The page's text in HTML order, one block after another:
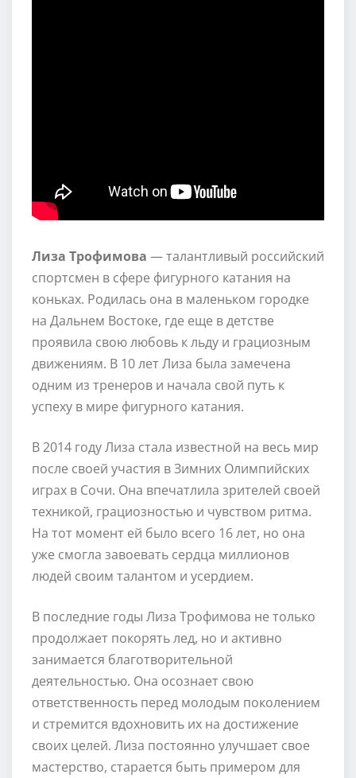
Лиза Трофимова — талантливый российский
спортсмен в сфере фигурного катания на
коньках. Родилась она в маленьком городке
на Дальнем Востоке, где еще в детстве
проявила свою любовь к льду и грациозным
движениям. В 10 лет Лиза была замечена
одним из тренеров и начала свой путь к
успеху в мире фигурного катания.
В 2014 году Лиза стала известной на весь мир
после своей участия в Зимних Олимпийских
играх в Сочи. Она впечатлила зрителей своей
техникой, грациозностью и чувством ритма.
На тот момент ей было всего 16 лет, но она
уже смогла завоевать сердца миллионов
людей своим талантом и усердием.
В последние годы Лиза Трофимова не только
продолжает покорять лед, но и активно
занимается благотворительной
деятельностью. Она осознает свою
ответственность перед молодым поколением
и стремится вдохновить их на достижение
своих целей. Лиза постоянно улучшает свое
мастерство, старается быть примером для